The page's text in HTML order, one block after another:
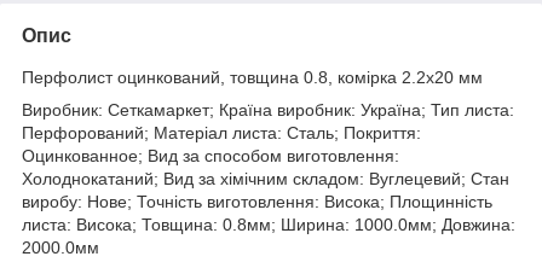
Опис
Перфолист оцинкований, товщина 0.8, комірка 2.2х20 мм
Виробник: Сеткамаркет; Країна виробник: Україна; Тип листа:
Перфорований; Матеріал листа: Сталь; Покриття:
Оцинкованное; Вид за способом виготовлення:
Холоднокатаний; Вид за хімічним складом: Вуглецевий; Стан
виробу: Нове; Точність виготовлення: Висока; Площинність
листа: Висока; Товщина: 0.8мм; Ширина: 1000.0мм; Довжина:
2000.0мм